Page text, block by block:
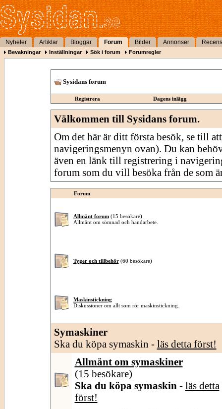
Nyheter Artiklar Bloggar Forum Bilder Annonser
Bevakningar Inställningar Sök i forum Forumregler
Sysidans forum
Registrera Dagens inlägg
Välkommen till Sysidans forum.
Om det här är ditt första besök, se till
navigeringsmenyn ovan). Du kan
även en länk till registrering i
forum som du vill besöka från de som
Forum
Allmänt forum (15 besökare)
Allmänt om sömnad och handarbete.
Tyger och tillbehör (60 besökare)
Maskinstickning
Diskussioner om allt som rör maskinstickning.
Symaskiner
Ska du köpa symaskin - läs detta först!
Allmänt om symaskiner
(15 besökare)
Ska du köpa symaskin - läs detta
först!